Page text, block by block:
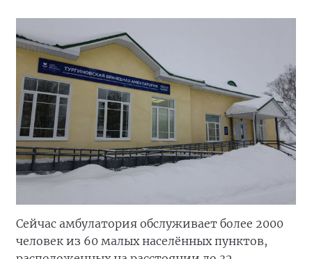
Сейчас амбулатория обслуживает более 2000
человек из 60 малых населённых пунктов,